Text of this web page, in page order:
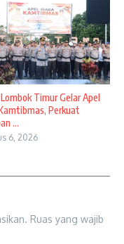
Timur Gelar Apel
Perkuat
...
6, 2026
Ruas yang wajib